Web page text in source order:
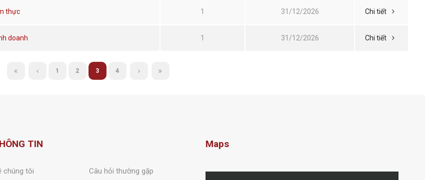
thực 1 31/12/2026 Chi tiết
doanh 1 31/12/2026 Chi tiết
1 2 3 4
TIN
chúng tôi Câu hỏi thường gặp
Maps